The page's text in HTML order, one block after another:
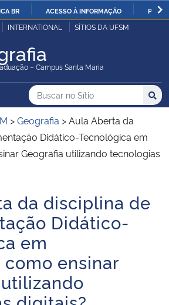
IR
O
BR ACESSO À INFORMAÇÃO
Pública
e Abastecimento
INTERNATIONAL SÍTIOS DA UFSM
– Campus Santa Maria
do Sítio
Busca
Buscar no no Sítio
Busca:
>Geografia >Aula Aberta da
Didático-Tecnológica em
Geografia utilizando tecnologias
da disciplina de
Didático-
em
ensinar